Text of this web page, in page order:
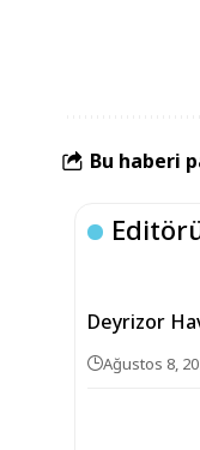
Bu haberi
Deyrizor
Ağustos 8,